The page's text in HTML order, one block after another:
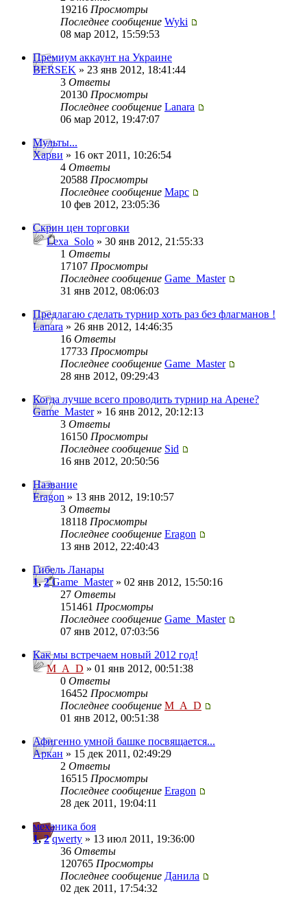
19216 Просмотры
Последнее сообщение Wyki
08 мар 2012, 15:59:53
Премиум аккаунт на Украине
BERSEK » 23 янв 2012, 18:41:44
3 Ответы
20130 Просмотры
Последнее сообщение Lanara
06 мар 2012, 19:47:07
Мульты...
Харви » 16 окт 2011, 10:26:54
4 Ответы
20588 Просмотры
Последнее сообщение Mapc
10 фев 2012, 23:05:36
Скрин цен торговки
Lexa_Solo » 30 янв 2012, 21:55:33
1 Ответы
17107 Просмотры
Последнее сообщение Game_Master
31 янв 2012, 08:06:03
Предлагаю сделать турнир хоть раз без флагманов !
Lanara » 26 янв 2012, 14:46:35
16 Ответы
17733 Просмотры
Последнее сообщение Game_Master
28 янв 2012, 09:29:43
Когда лучше всего проводить турнир на Арене?
Game_Master» 16 янв 2012, 20:12:13
3 Ответы
16150 Просмотры
Последнее сообщение Sid
16 янв 2012, 20:50:56
Название
Eragon » 13 янв 2012, 19:10:57
3 Ответы
18118 Просмотры
Последнее сообщение Eragon
13 янв 2012, 22:40:43
Гибель Ланары
1,2 Game_Master» 02 янв 2012, 15:50:16
27 Ответы
151461 Просмотры
Последнее сообщение Game_Master
07 янв 2012, 07:03:56
Как мы встречаем новый 2012 год!
M_A_D » 01 янв 2012, 00:51:38
0 Ответы
16452 Просмотры
Последнее сообщение M_A_D
01 янв 2012, 00:51:38
Афигенно умной башке посвящается...
Аркан » 15 дек 2011, 02:49:29
2 Ответы
16515 Просмотры
Последнее сообщение Eragon
28 дек 2011, 19:04:11
механика боя
1,2 qwerty » 13 июл 2011, 19:36:00
36 Ответы
120765 Просмотры
Последнее сообщение Данила
02 дек 2011, 17:54:32